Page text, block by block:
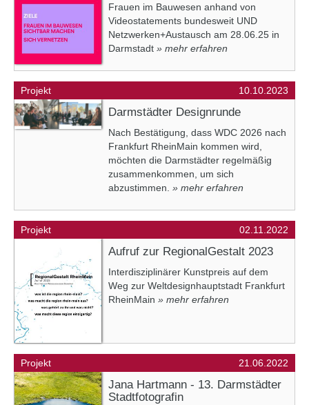
Frauen im Bauwesen anhand von
Videostatements bundesweit UND
Netzwerken+Austausch am 28.06.25 in
Darmstadt » mehr erfahren
Projekt 10.10.2023
Darmstädter Designrunde
Nach Bestätigung, dass WDC 2026 nach
Frankfurt RheinMain kommen wird,
möchten die Darmstädter regelmäßig
zusammenkommen, um sich
abzustimmen. » mehr erfahren
Projekt 02.11.2022
Aufruf zur RegionalGestalt 2023
Interdisziplinärer Kunstpreis auf dem
Weg zur Weltdesignhauptstadt Frankfurt
RheinMain » mehr erfahren
Projekt 21.06.2022
Jana Hartmann - 13. Darmstädter
Stadtfotografin